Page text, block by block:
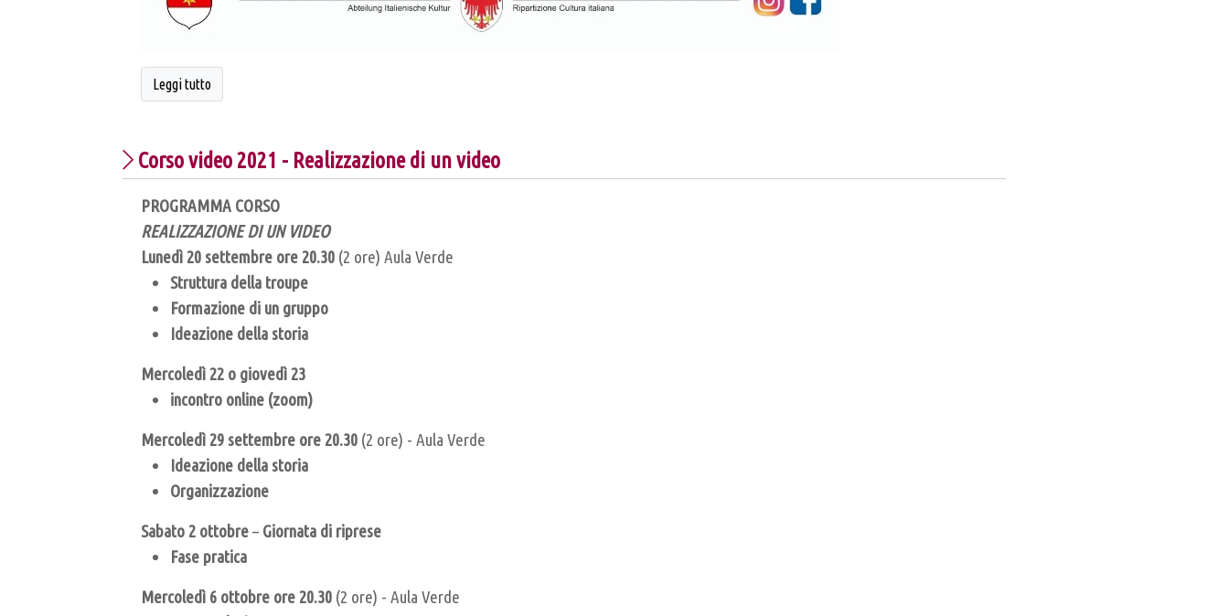
Leggi tutto
Corso video 2021 - Realizzazione di un video
PROGRAMMA CORSO
REALIZZAZIONE DI UN VIDEO
Lunedì 20 settembre ore 20.30 (2 ore) Aula Verde
Struttura della troupe
Formazione di un gruppo
Ideazione della storia
Mercoledì 22 o giovedì 23
incontro online (zoom)
Mercoledì 29 settembre ore 20.30 (2 ore) - Aula Verde
Ideazione della storia
Organizzazione
Sabato 2 ottobre– Giornata di riprese
Fase pratica
Mercoledì 6 ottobre ore 20.30 (2 ore) - Aula Verde